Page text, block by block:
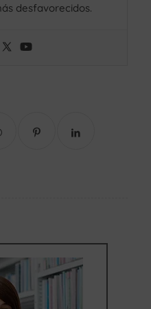
desfavorecidos.